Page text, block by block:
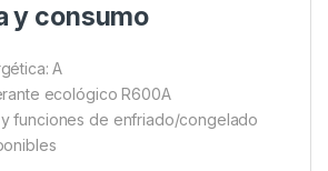
y consumo
A
ecológico R600A
funciones de enfriado/congelado